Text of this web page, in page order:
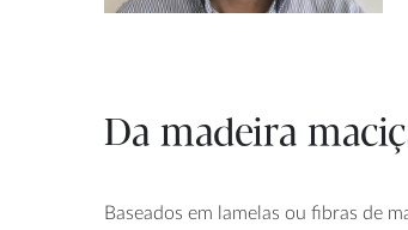
Da madeira
Baseados em lamelas ou fibras de